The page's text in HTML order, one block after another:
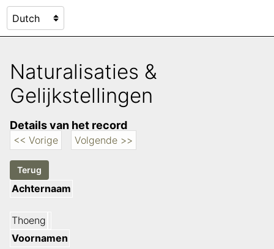
Naturalisaties &
Gelijkstellingen
Details van het record
<< Vorige Volgende >>
Achternaam
Thoeng
Voornamen